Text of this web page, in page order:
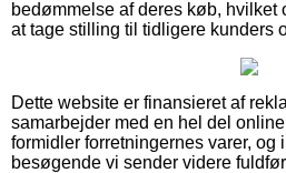
bedømmelse af deres køb, hvilket
at tage stilling til tidligere kunders
Dette website er finansieret af
samarbejder med en hel del
formidler forretningernes varer, og
besøgende vi sender videre